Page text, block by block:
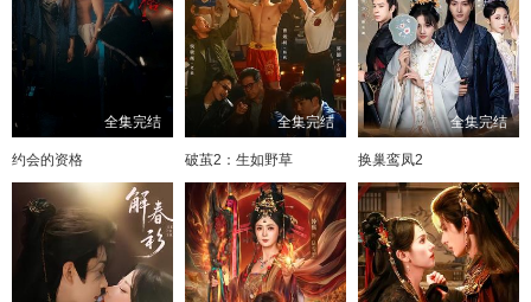
全集完结
约会的资格
全集完结
破茧2：生如野草
全集完结
换巢鸾凤2